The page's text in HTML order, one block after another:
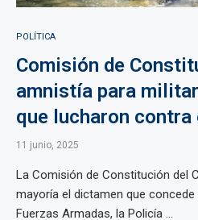
POLÍTICA
Comisión de
amnistía para
que lucharon
11 junio, 2025
La Comisión de Constitución del
mayoría el dictamen que
Fuerzas Armadas, la Policía ...